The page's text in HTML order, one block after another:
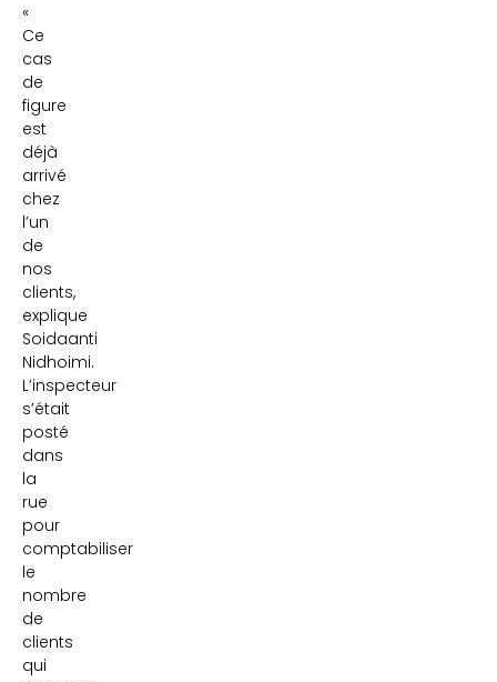
«
Ce
cas
de
figure
est
déjà
arrivé
chez
l’un
de
nos
clients,
explique
Soidaanti
Nidhoimi.
L’inspecteur
s’était
posté
dans
la
rue
pour
comptabiliser
le
nombre
de
clients
qui